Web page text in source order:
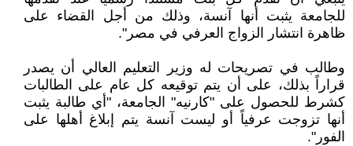
للجامعة يثبت أنها آنسة، وذلك من أجل القضاء على
ظاهرة انتشار الزواج العرفي في مصر".
وطالب في تصريحات له وزير التعليم العالي أن يصدر
قراراً بذلك، على أن يتم توقيعه كل عام على الطالبات
كشرط للحصول على "كارنيه" الجامعة، "أي طالبة يثبت
أنها تزوجت عرفياً أو ليست آنسة يتم إبلاغ أهلها على
الفور".